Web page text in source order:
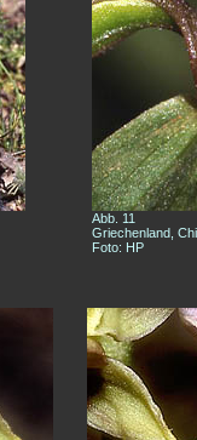
Abb. 11
Griechenland,
Foto: HP